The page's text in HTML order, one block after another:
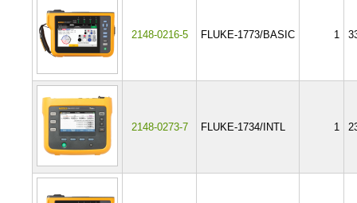
2148-0216-5 FLUKE-1773/BASIC 1
2148-0273-7 FLUKE-1734/INTL 1